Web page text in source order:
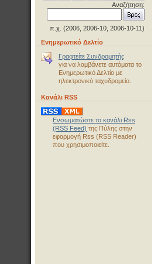
Αναζήτηση:
π.χ. (2006, 2006-10, 2006-10-11)
Ενημερωτικό Δελτίο
Γραφτείτε Συνδρομητής
για να λαμβάνετε αυτόματα το
Ενημερωτικό Δελτίο με
ηλεκτρονικό ταχυδρομείο.
Κανάλι RSS
Ενσωματώστε το κανάλι Rss
(RSS Feed) της Πύλης στην
εφαρμογή Rss (RSS Reader)
που χρησιμοποιείτε.